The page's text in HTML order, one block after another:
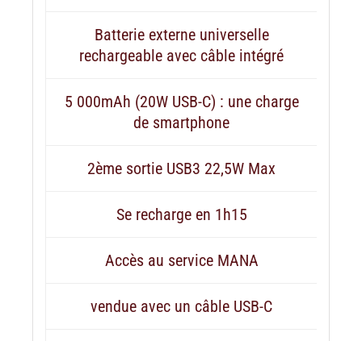
Batterie externe universelle
rechargeable avec câble intégré
5 000mAh (20W USB-C) : une charge
de smartphone
2ème sortie USB3 22,5W Max
Se recharge en 1h15
Accès au service MANA
vendue avec un câble USB-C